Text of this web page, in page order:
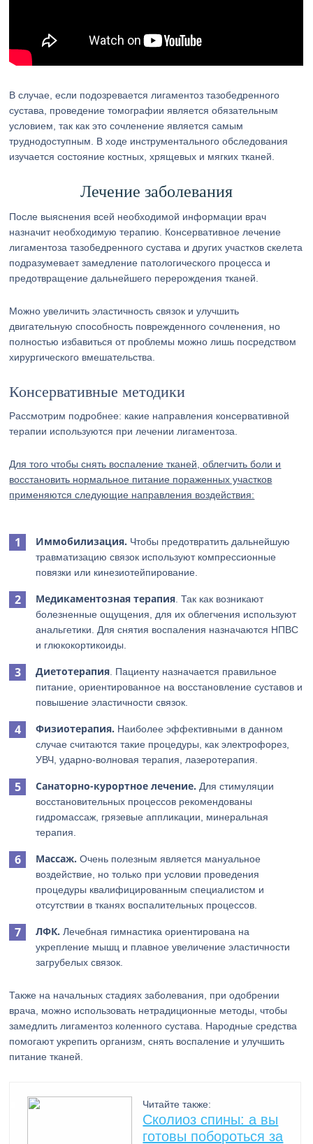
В случае, если подозревается лигаментоз тазобедренного
сустава, проведение томографии является обязательным
условием, так как это сочленение является самым
труднодоступным. В ходе инструментального обследования
изучается состояние костных, хрящевых и мягких тканей.
Лечение заболевания
После выяснения всей необходимой информации врач
назначит необходимую терапию. Консервативное лечение
лигаментоза тазобедренного сустава и других участков скелета
подразумевает замедление патологического процесса и
предотвращение дальнейшего перерождения тканей.
Можно увеличить эластичность связок и улучшить
двигательную способность поврежденного сочленения, но
полностью избавиться от проблемы можно лишь посредством
хирургического вмешательства.
Консервативные методики
Рассмотрим подробнее: какие направления консервативной
терапии используются при лечении лигаментоза.
Для того чтобы снять воспаление тканей, облегчить боли и
восстановить нормальное питание пораженных участков
применяются следующие направления воздействия:
Иммобилизация. Чтобы предотвратить дальнейшую
травматизацию связок используют компрессионные
повязки или кинезиотейпирование.
Медикаментозная терапия . Так как возникают
болезненные ощущения, для их облегчения используют
анальгетики. Для снятия воспаления назначаются НПВС
и глюкокортикоиды.
Диетотерапия . Пациенту назначается правильное
питание, ориентированное на восстановление суставов и
повышение эластичности связок.
Физиотерапия. Наиболее эффективными в данном
случае считаются такие процедуры, как электрофорез,
УВЧ, ударно-волновая терапия, лазеротерапия.
Санаторно-курортное лечение. Для стимуляции
восстановительных процессов рекомендованы
гидромассаж, грязевые аппликации, минеральная
терапия.
Массаж. Очень полезным является мануальное
воздействие, но только при условии проведения
процедуры квалифицированным специалистом и
отсутствии в тканях воспалительных процессов.
ЛФК. Лечебная гимнастика ориентирована на
укрепление мышц и плавное увеличение эластичности
загрубелых связок.
Также на начальных стадиях заболевания, при одобрении
врача, можно использовать нетрадиционные методы, чтобы
замедлить лигаментоз коленного сустава. Народные средства
помогают укрепить организм, снять воспаление и улучшить
питание тканей.
Читайте также:
Сколиоз спины: а вы
готовы побороться за